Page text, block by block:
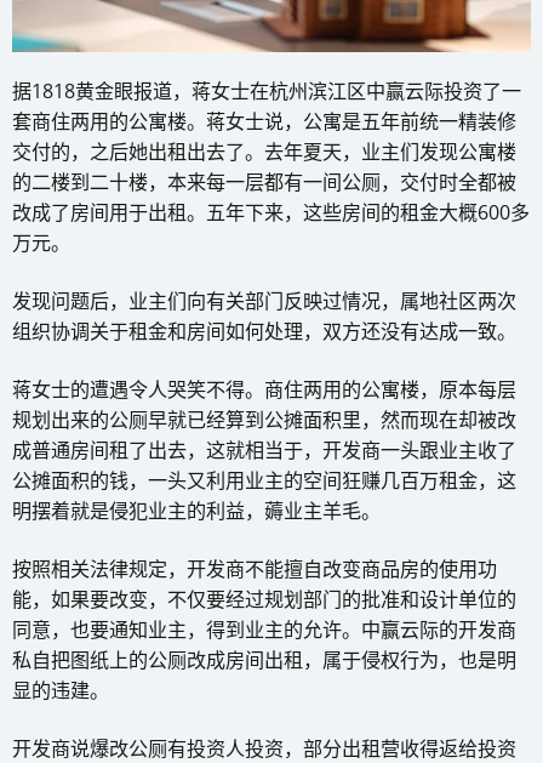
据1818黄金眼报道，蒋女士在杭州滨江区中赢云际投资了一
套商住两用的公寓楼。蒋女士说，公寓是五年前统一精装修
交付的，之后她出租出去了。去年夏天，业主们发现公寓楼
的二楼到二十楼，本来每一层都有一间公厕，交付时全都被
改成了房间用于出租。五年下来，这些房间的租金大概600多
万元。
发现问题后，业主们向有关部门反映过情况，属地社区两次
组织协调关于租金和房间如何处理，双方还没有达成一致。
蒋女士的遭遇令人哭笑不得。商住两用的公寓楼，原本每层
规划出来的公厕早就已经算到公摊面积里，然而现在却被改
成普通房间租了出去，这就相当于，开发商一头跟业主收了
公摊面积的钱，一头又利用业主的空间狂赚几百万租金，这
明摆着就是侵犯业主的利益，薅业主羊毛。
按照相关法律规定，开发商不能擅自改变商品房的使用功
能，如果要改变，不仅要经过规划部门的批准和设计单位的
同意，也要通知业主，得到业主的允许。中赢云际的开发商
私自把图纸上的公厕改成房间出租，属于侵权行为，也是明
显的违建。
开发商说爆改公厕有投资人投资，部分出租营收得返给投资